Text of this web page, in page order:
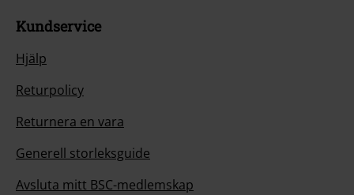
Kundservice
Hjälp
Returpolicy
Returnera en vara
Generell storleksguide
Avsluta mitt BSC-medlemskap